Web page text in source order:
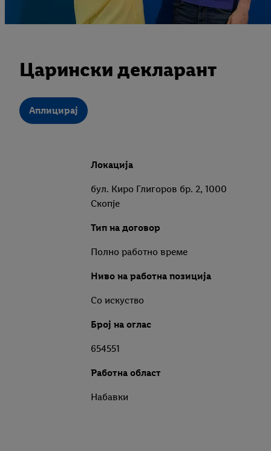
Царински декларант
Аплицирај
Локација
бул. Киро Глигоров бр. 2, 1000
Скопје
Тип на договор
Полно работно време
Ниво на работна позиција
Со искуство
Број на оглас
654551
Работна област
Набавки